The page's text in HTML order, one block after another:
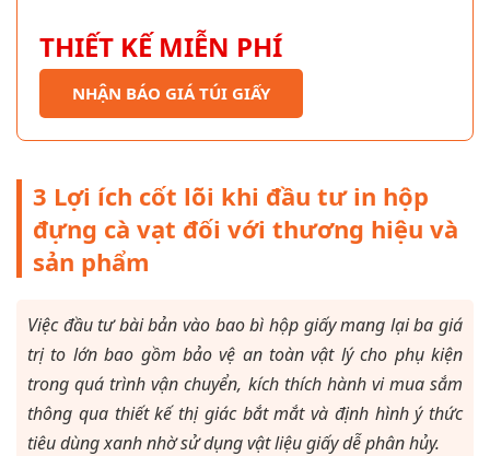
THIẾT KẾ MIỄN PHÍ
NHẬN BÁO GIÁ TÚI GIẤY
3 Lợi ích cốt lõi khi đầu tư in hộp
đựng cà vạt đối với thương hiệu và
sản phẩm
Việc đầu tư bài bản vào bao bì hộp giấy mang lại ba giá
trị to lớn bao gồm bảo vệ an toàn vật lý cho phụ kiện
trong quá trình vận chuyển, kích thích hành vi mua sắm
thông qua thiết kế thị giác bắt mắt và định hình ý thức
tiêu dùng xanh nhờ sử dụng vật liệu giấy dễ phân hủy.